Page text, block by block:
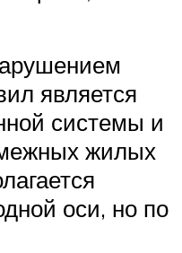
является
системы и
жилых
оси, но по